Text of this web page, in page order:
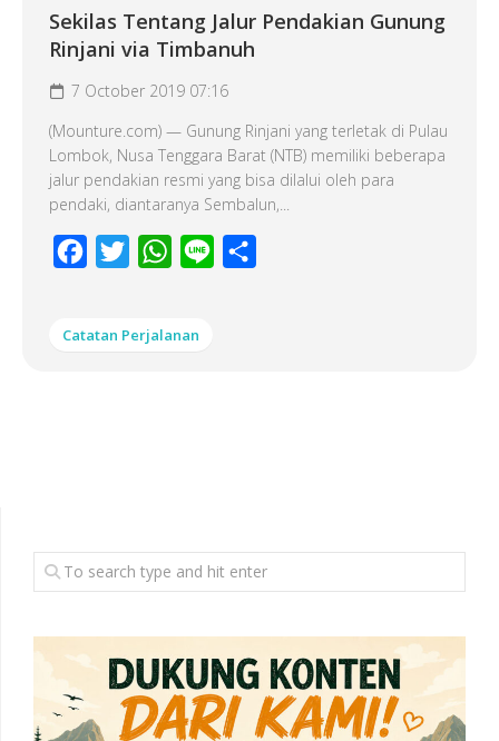
Sekilas Tentang Jalur Pendakian Gunung
Rinjani via Timbanuh
7 October 2019 07:16
(Mounture.com) — Gunung Rinjani yang terletak di Pulau
Lombok, Nusa Tenggara Barat (NTB) memiliki beberapa
jalur pendakian resmi yang bisa dilalui oleh para
pendaki, diantaranya Sembalun,...
Facebook
Twitter WhatsApp
Line
Catatan Perjalanan